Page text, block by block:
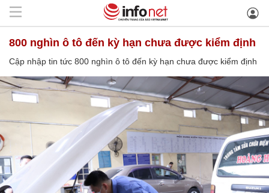
800 nghìn ô tô đến kỳ hạn chưa được kiểm định
Cập nhập tin tức 800 nghìn ô tô đến kỳ hạn chưa được kiểm định